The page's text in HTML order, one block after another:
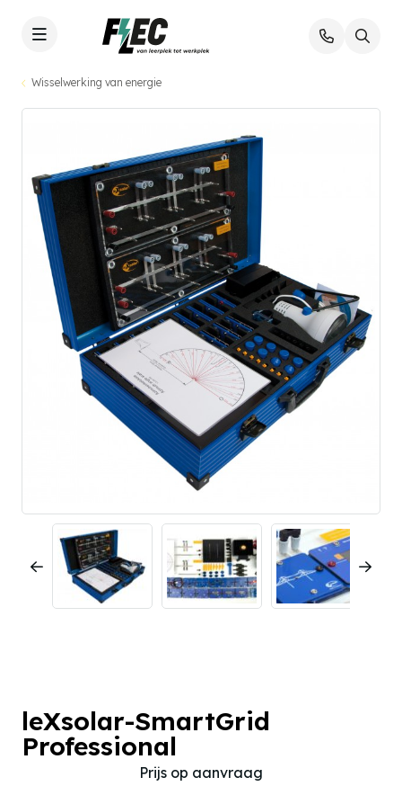
Wisselwerking van energie
leXsolar-SmartGrid
Professional
Prijs op aanvraag